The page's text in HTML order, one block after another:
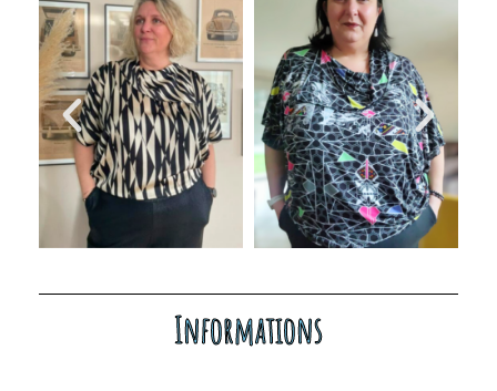
Informations